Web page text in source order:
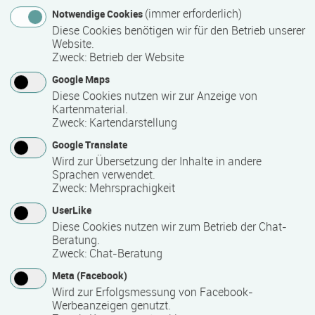
Bemerkungen zum Termin
Nächste Termine: 14.7.26 12.30 Uhr oder 20.10.26 9.30 Uhr.
Die Veranstaltung kann auf Anfrage als SchiLF-
Veranstaltung an ihrer Einrichtung stattfinden.
Mindest­teilnehmer­anzahl
6
Maximale Teilnehmerzahl
Teilnahmegebühr
Notwendige Cookies (immer erforderlich)
Diese Cookies benötigen wir für den Betrieb unserer
Website.
Zweck: Betrieb der Website
Google Maps
Diese Cookies nutzen wir zur Anzeige von
Kartenmaterial.
Zweck: Kartendarstellung
Google Translate
Wird zur Übersetzung der Inhalte in andere
Sprachen verwendet.
Zweck: Mehrsprachigkeit
UserLike
Diese Cookies nutzen wir zum Betrieb der Chat-
Beratung.
Zweck: Chat-Beratung
Meta (Facebook)
Wird zur Erfolgsmessung von Facebook-
Werbeanzeigen genutzt.